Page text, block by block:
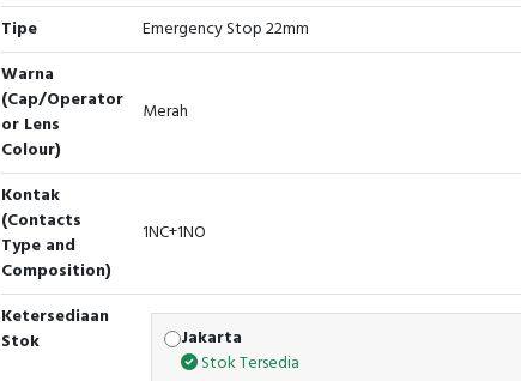
Tipe
Emergency Stop 22mm
Warna
(Cap/Operator
or Lens
Colour)
Merah
Kontak
(Contacts
Type and
Composition)
1NC+1NO
Ketersediaan
Stok
Jakarta
Stok Tersedia